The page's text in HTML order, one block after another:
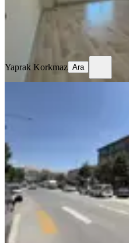
Yaprak Korkmaz
Yaprak Korkmaz Ara
Remax
Eşyalı
Merkez,
70 m²·
22.000 ₺
REMAX DEMBurak Yıldız
Ara